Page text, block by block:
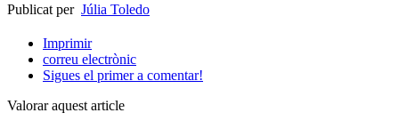
Publicat per Júlia Toledo
Imprimir
correu electrònic
Sigues el primer a comentar!
Valorar aquest article